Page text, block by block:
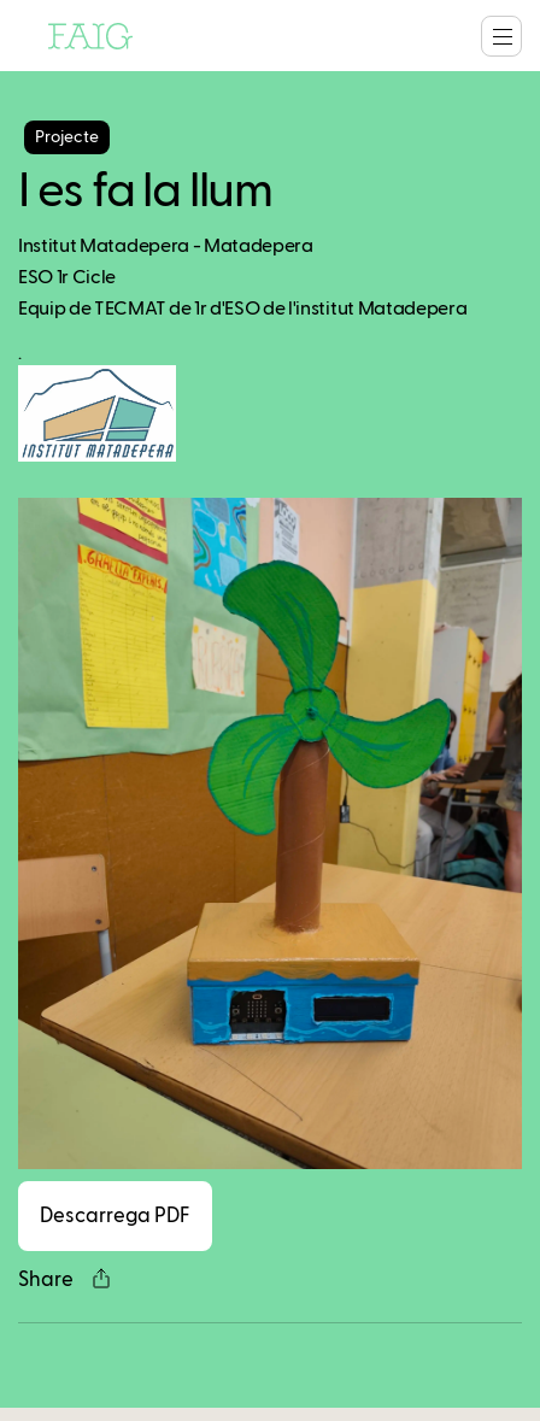
Projecte
I es fa la llum
Institut Matadepera - Matadepera
ESO 1r Cicle
Equip de TECMAT de 1r d'ESO de l'institut Matadepera
.
Descarrega PDF
Share
Facebook
Twitter
LinkedIn
WhatsApp